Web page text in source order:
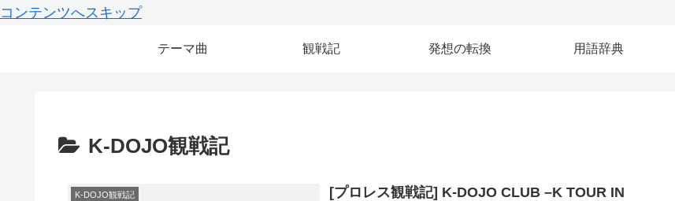
コンテンツへスキップ
テーマ曲 観戦記 発想の転換 用語辞典
K-DOJO観戦記
K-DOJO観戦記
[プロレス観戦記] K-DOJO CLUB –K TOUR IN